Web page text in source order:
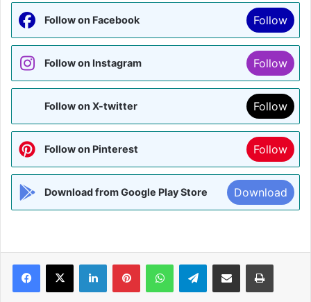
Follow on Facebook Follow
Follow on Instagram Follow
Follow on X-twitter Follow
Follow on Pinterest Follow
Download from Google Play Store Download
Facebook
X LinkedInPinterestWhatsAppTelegramShare via Email Print